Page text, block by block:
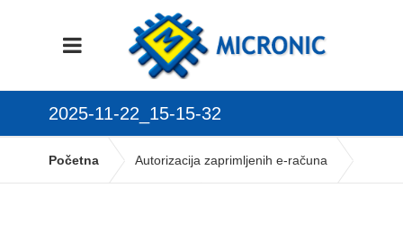
2025-11-22_15-15-32
Početna Autorizacija zaprimljenih e-računa